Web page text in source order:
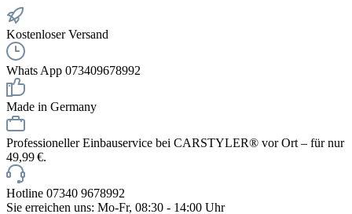
Kostenloser Versand
Whats App 073409678992
Made in Germany
Professioneller Einbauservice bei CARSTYLER® vor Ort – für nur
49,99 €.
Hotline 07340 9678992
Sie erreichen uns: Mo-Fr, 08:30 - 14:00 Uhr